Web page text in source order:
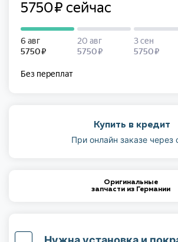
Купить в кредит
При онлайн заказе через
Оригинальные
запчасти из Германии